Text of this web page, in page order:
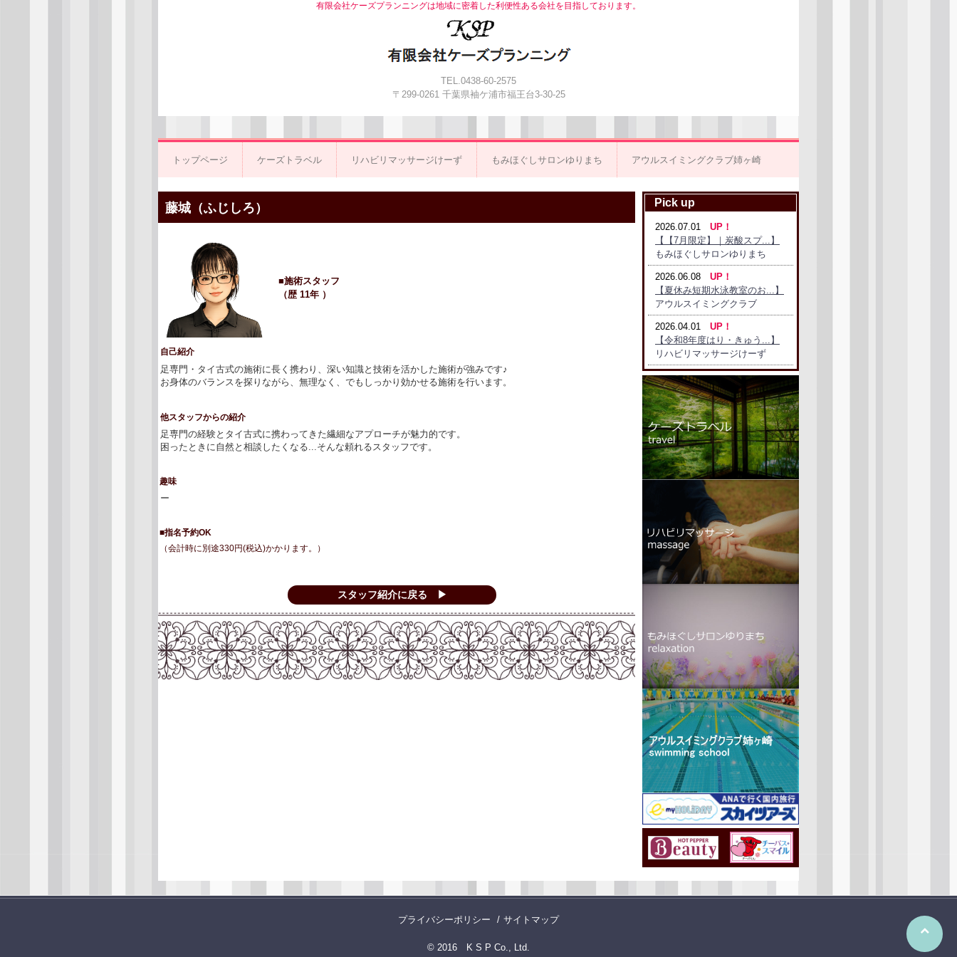
有限会社ケーズプランニングは地域に密着した利便性ある会社を目指しております。
TEL.0438-60-2575
〒299-0261 千葉県袖ケ浦市福王台3-30-25
トップページ ケーズトラベル リハビリマッサージけーず もみほぐしサロンゆりまち アウルスイミングクラブ姉ヶ崎
藤城（ふじしろ）
■施術スタッフ
（歴 11年 ）
自己紹介
足専門・タイ古式の施術に長く携わり、深い知識と技術を活かした施術が強みです♪
お身体のバランスを探りながら、無理なく、でもしっかり効かせる施術を行います。
他スタッフからの紹介
足専門の経験とタイ古式に携わってきた繊細なアプローチが魅力的です。
困ったときに自然と相談したくなる...そんな頼れるスタッフです。
趣味
ー
■指名予約OK
（会計時に別途330円(税込)かかります。）
スタッフ紹介に戻る ▶
Pick up
2026.07.01 UP！
【【7月限定】｜炭酸スプ...】
もみほぐしサロンゆりまち
2026.06.08 UP！
【夏休み短期水泳教室のお...】
アウルスイミングクラブ
2026.04.01 UP！
【令和8年度はり・きゅう...】
リハビリマッサージけーず
プライバシーポリシー サイトマップ
© 2016 K S P Co., Ltd.